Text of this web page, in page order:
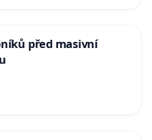
před masivní